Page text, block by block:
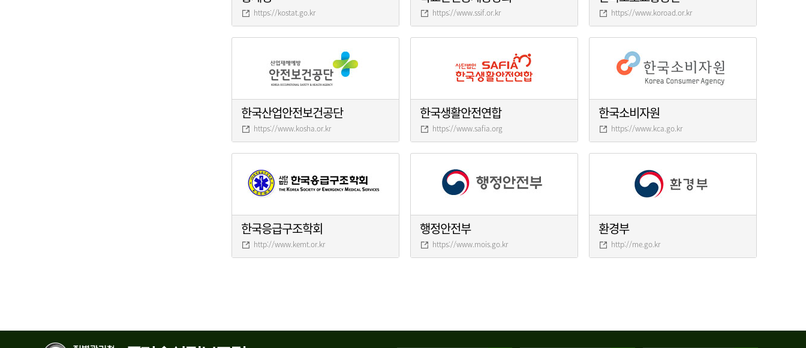
https://kostat.go.kr https://www.ssif.or.kr https://www.koroad.or.kr
한국산업안전보건공단
https://www.kosha.or.kr
한국생활안전연합
https://www.safia.org
한국소비자원
https://www.kca.go.kr
한국응급구조학회
http://www.kemt.or.kr
행정안전부
https://www.mois.go.kr
환경부
http://me.go.kr